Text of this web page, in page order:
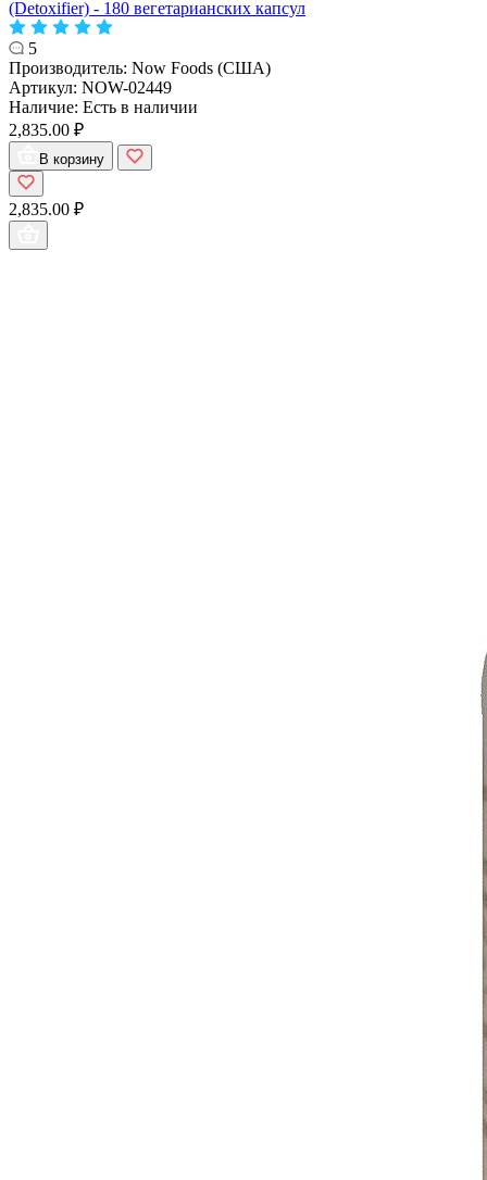
(Detoxifier) - 180 вегетарианских капсул
5
Производитель: Now Foods (США)
Артикул: NOW-02449
Наличие: Есть в наличии
2,835.00 ₽
В корзину
2,835.00 ₽